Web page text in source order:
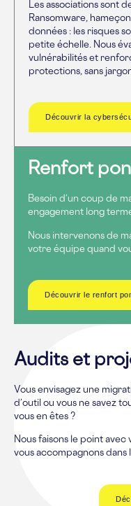
Les associations sont
Ransomware,
données : les risques
petite échelle. Nous
vulnérabilités et
protections, sans
Découvrir la
Audits et
Vous envisagez une
d’outil ou vous ne savez
vous en êtes ?
Nous faisons le point avec
vous accompagnons dans
Renfort
Besoin d’un coup de
engagement long
Nous intervenons de
votre équipe quand
Découvrir le renfort